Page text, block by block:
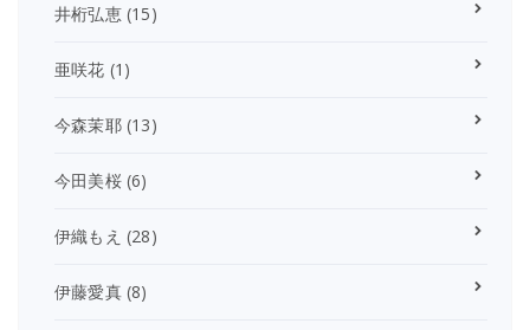
井桁弘恵(15)
亜咲花 (1)
今森茉耶(13)
今田美桜(6)
伊織もえ (28)
伊藤愛真(8)